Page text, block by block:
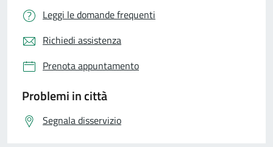
Leggi le domande frequenti
Richiedi assistenza
Prenota appuntamento
Problemi in città
Segnala disservizio